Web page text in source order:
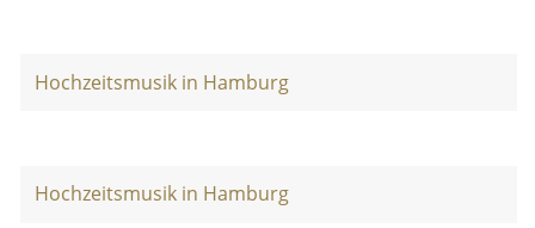
Hochzeitsmusik in Hamburg
Hochzeitsmusik in Hamburg